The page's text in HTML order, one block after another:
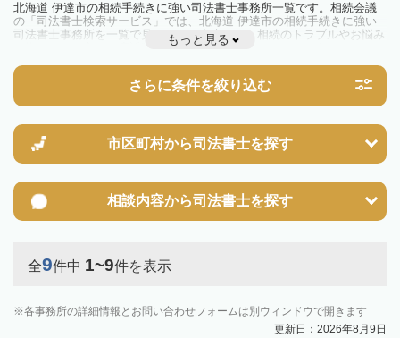
北海道 伊達市の相続手続きに強い司法書士事務所一覧です。相続会議
の「司法書士検索サービス」では、北海道 伊達市の相続手続きに強い
司法書士事務所を一覧で見ることが出来ます。相続のトラブルやお悩み
を抱えている方は一度近隣の司法書士に相談してみましょう。
もっと見る
さらに条件を絞り込む
市区町村から司法書士を探す
相談内容から司法書士を探す
全9件中 1~9件を表示
各事務所の詳細情報とお問い合わせフォームは別ウィンドウで開きます
更新日：2026年8月9日